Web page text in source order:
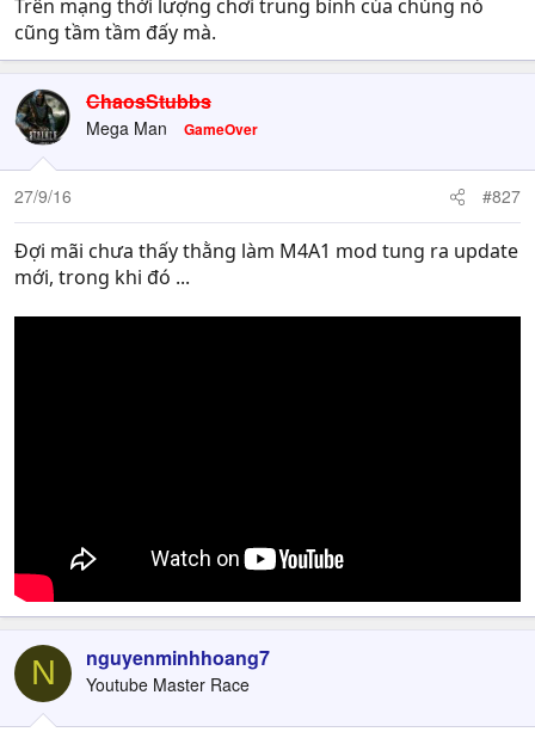
Trên mạng thời lượng chơi trung bình của chúng nó
cũng tầm tầm đấy mà.
ChaosStubbs
Mega Man GameOver
27/9/16 #827
Đợi mãi chưa thấy thằng làm M4A1 mod tung ra update
mới, trong khi đó ...
N nguyenminhhoang7
Youtube Master Race